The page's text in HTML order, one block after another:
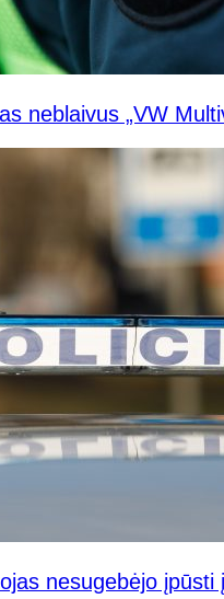
neblaivus „VW
nesugebėjo įpūsti